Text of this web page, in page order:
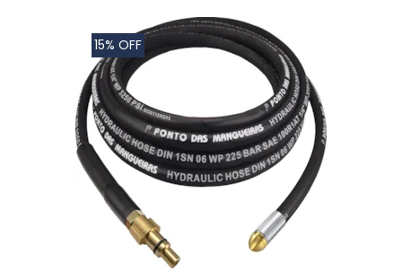
15% OFF